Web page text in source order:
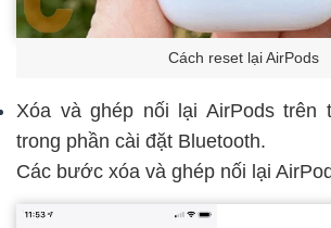
Cách reset lại AirPods
Xóa và ghép nối lại AirPods trên
trong phần cài đặt Bluetooth.
Các bước xóa và ghép nối lại